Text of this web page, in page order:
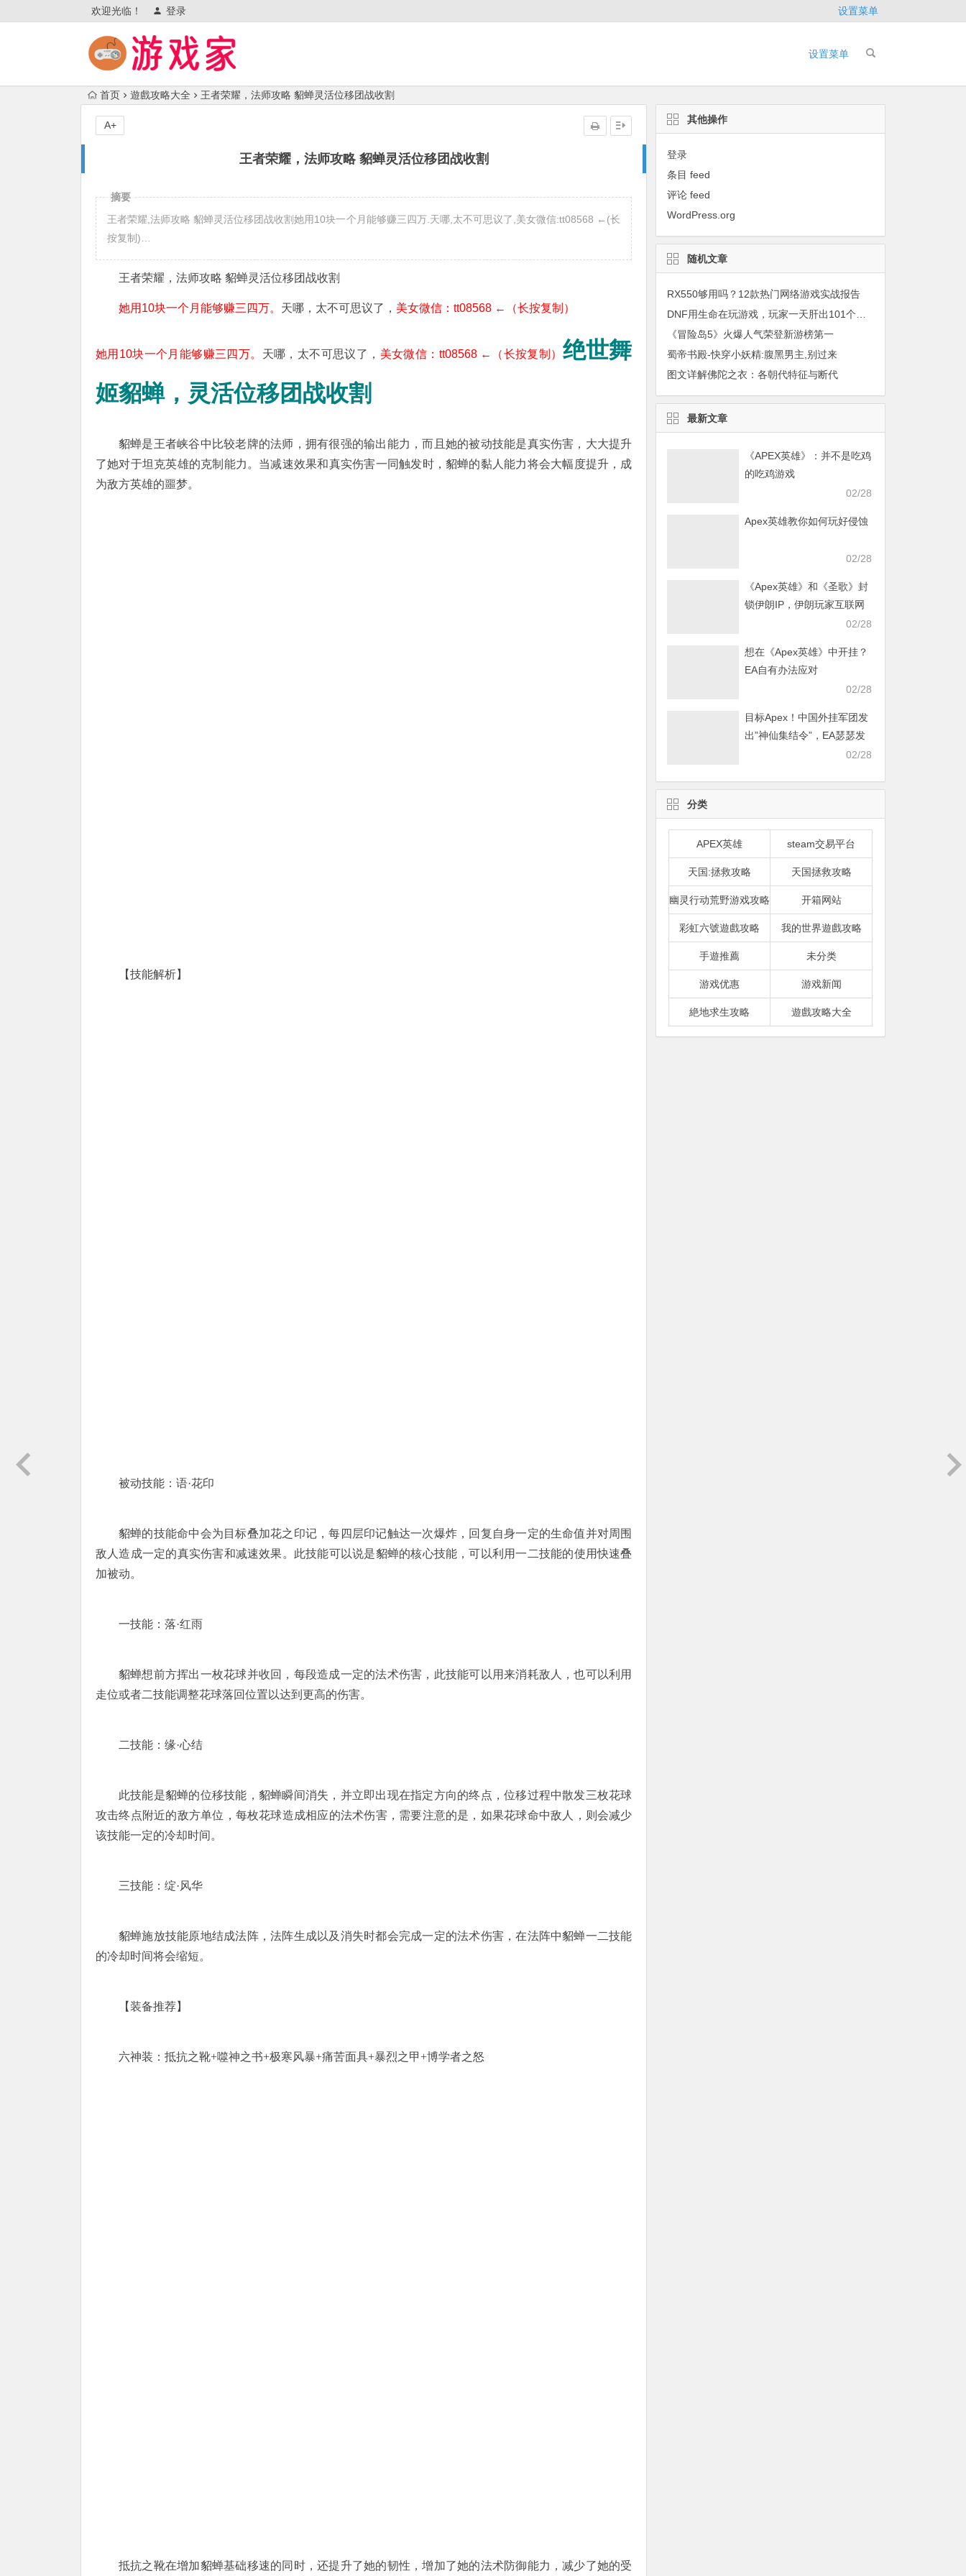
欢迎光临！ 登录 设置菜单
设置菜单
首页 遊戲攻略大全 王者荣耀，法师攻略 貂蝉灵活位移团战收割
王者荣耀，法师攻略 貂蝉灵活位移团战收割
A+
摘要
王者荣耀,法师攻略 貂蝉灵活位移团战收割她用10块一个月能够赚三四万.天哪,太不可思议了,美女微信:tt08568 ←(长
按复制)…
王者荣耀，法师攻略 貂蝉灵活位移团战收割
她用10块一个月能够赚三四万。 天哪，太不可思议了， 美女微信：tt08568 ←（长按复制）
她用10块一个月能够赚三四万。 天哪，太不可思议了， 美女微信：tt08568 ←（长按复制） 绝世舞
姬貂蝉，灵活位移团战收割
貂蝉是王者峡谷中比较老牌的法师，拥有很强的输出能力，而且她的被动技能是真实伤害，大大提升
了她对于坦克英雄的克制能力。当减速效果和真实伤害一同触发时，貂蝉的黏人能力将会大幅度提升，成
为敌方英雄的噩梦。
【技能解析】
被动技能：语·花印
貂蝉的技能命中会为目标叠加花之印记，每四层印记触达一次爆炸，回复自身一定的生命值并对周围
敌人造成一定的真实伤害和减速效果。此技能可以说是貂蝉的核心技能，可以利用一二技能的使用快速叠
加被动。
一技能：落·红雨
貂蝉想前方挥出一枚花球并收回，每段造成一定的法术伤害，此技能可以用来消耗敌人，也可以利用
走位或者二技能调整花球落回位置以达到更高的伤害。
二技能：缘·心结
此技能是貂蝉的位移技能，貂蝉瞬间消失，并立即出现在指定方向的终点，位移过程中散发三枚花球
攻击终点附近的敌方单位，每枚花球造成相应的法术伤害，需要注意的是，如果花球命中敌人，则会减少
该技能一定的冷却时间。
三技能：绽·风华
貂蝉施放技能原地结成法阵，法阵生成以及消失时都会完成一定的法术伤害，在法阵中貂蝉一二技能
的冷却时间将会缩短。
【装备推荐】
六神装：抵抗之靴+噬神之书+极寒风暴+痛苦面具+暴烈之甲+博学者之怒
抵抗之靴在增加貂蝉基础移速的同时，还提升了她的韧性，增加了她的法术防御能力，减少了她的受
其他操作
登录
条目 feed
评论 feed
WordPress.org
随机文章
RX550够用吗？12款热门网络游戏实战报告
《冒险岛5》火爆人气荣登新游榜第一
蜀帝书殿-快穿小妖精:腹黑男主,别过来
图文详解佛陀之衣：各朝代特征与断代
最新文章
《APEX英雄》：并不是吃鸡
的吃鸡游戏
02/28
Apex英雄教你如何玩好侵蚀
02/28
《Apex英雄》和《圣歌》封
锁伊朗IP，伊朗玩家互联网
02/28
想在《Apex英雄》中开挂？
EA自有办法应对
02/28
目标Apex！中国外挂军团发
出”神仙集结令”，EA瑟瑟发
02/28
分类
APEX英雄 steam交易平台
天国:拯救攻略 天国拯救攻略
幽灵行动荒野游戏攻略 开箱网站
彩虹六號遊戲攻略 我的世界遊戲攻略
手遊推薦 未分类
游戏优惠 游戏新闻
絶地求生攻略 遊戲攻略大全